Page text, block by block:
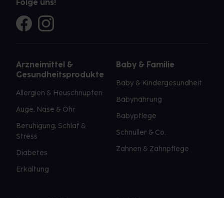
Folge uns!
Arzneimittel &
Gesundheitsprodukte
Allergien & Heuschnupfen
Auge, Nase & Ohr
Beruhigung, Schlaf &
Stress
Diabetes
Erkältung
Baby & Familie
Baby & Kindergesundheit
Babynahrung
Babypflege
Schnuller & Co.
Zahnen & Zahnpflege